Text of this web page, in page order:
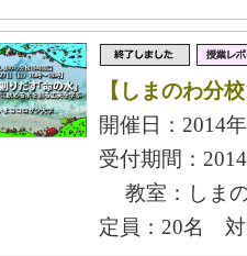
【しまのわ分
開催日：2014
受付期間：
教室：しまの
定員：20名 対